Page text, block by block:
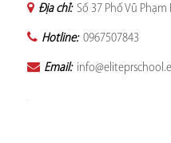
Địa chỉ: Số 37 Phố Vũ Phạm
Hotline: 0967507843
Email: